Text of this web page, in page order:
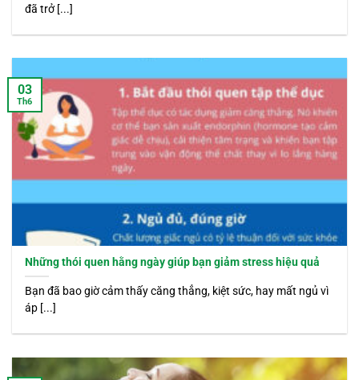
đã trở [...]
Những thói quen hằng ngày giúp bạn giảm stress hiệu quả
Bạn đã bao giờ cảm thấy căng thẳng, kiệt sức, hay mất ngủ vì
áp [...]
03
Th6